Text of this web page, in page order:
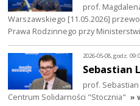
prof.
Warszawskiego [11.05.2026]
Prawa Rodzinnego przy
2026-05-08, godz.
Sebastian
prof.
Centrum Solidarności "Stocznia" »